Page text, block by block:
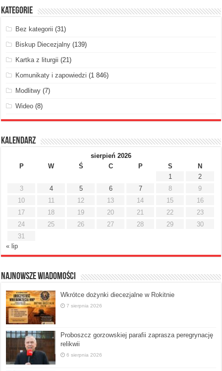
Kategorie
Bez kategorii (31)
Biskup Diecezjalny (139)
Kartka z liturgii (21)
Komunikaty i zapowiedzi (1 846)
Modlitwy (7)
Wideo (8)
Kalendarz
sierpień 2026
P
W Ś C P S
N
1
2
3
4 5 6 7 8
9
10
11 12 13 14 15
16
17
18 19 20 21 22
23
24
25 26 27 28 29
30
31
« lip
Najnowsze Wiadomości
Wkrótce dożynki diecezjalne w Rokitnie
7 sierpnia 2026
Proboszcz gorzowskiej parafii zaprasza peregrynację
relikwii
6 sierpnia 2026